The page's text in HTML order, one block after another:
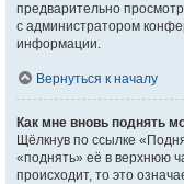
предварительно
с администратором
информации.
Вернуться к началу
Как мне вновь поднять
Щёлкнув по ссылке
«поднять» её в верхнюю
происходит, то это